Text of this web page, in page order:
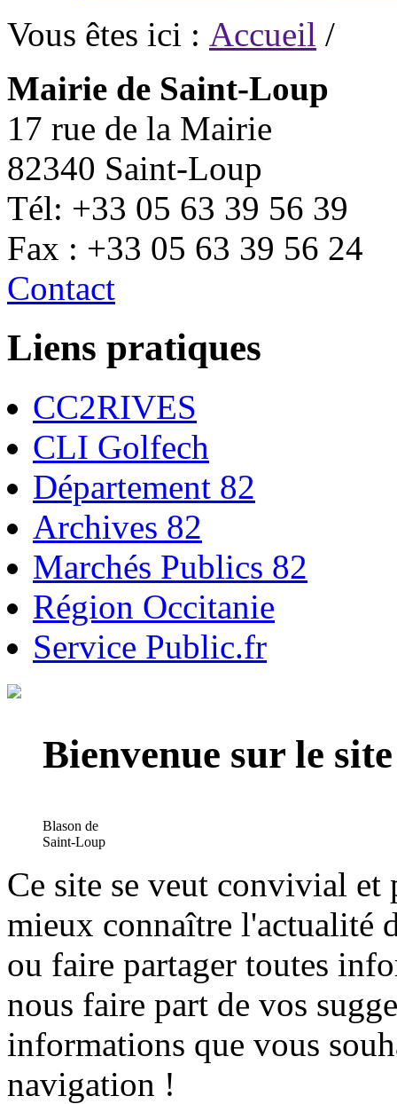
Vous êtes ici : Accueil /
Mairie de Saint-Loup
17 rue de la Mairie
82340 Saint-Loup
Tél: +33 05 63 39 56 39
Fax : +33 05 63 39 56 24
Contact
Liens pratiques
CC2RIVES
CLI Golfech
Département 82
Archives 82
Marchés Publics 82
Région Occitanie
Service Public.fr
Bienvenue sur le
Blason de
Saint-Loup
Ce site se veut convivial et
mieux connaître l'actualité
ou faire partager toutes
nous faire part de vos
informations que vous
navigation !